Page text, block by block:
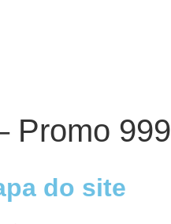
Promo 999
do site